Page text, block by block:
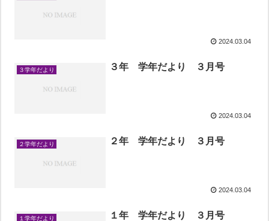
2024.03.04
３学年だより ３年 学年だより ３月号
2024.03.04
２学年だより ２年 学年だより ３月号
2024.03.04
１学年だより １年 学年だより ３月号